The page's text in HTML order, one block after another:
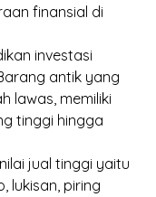
finansial di
investasi
antik yang
lawas, memiliki
tinggi hingga
jual tinggi yaitu
lukisan, piring